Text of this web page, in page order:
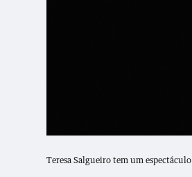
Teresa Salgueiro tem um